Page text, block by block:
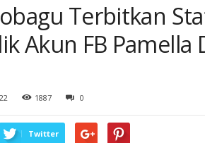
Terbitkan
Akun FB Pamella
1887 0
Twitter